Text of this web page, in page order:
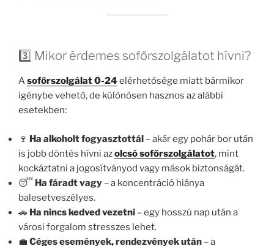
3️⃣ Mikor érdemes sofőrszolgálatot hívni?
Asofőrszolgálat 0-24 elérhetősége miatt bármikor
igénybe vehető, de különösen hasznos az alábbi
esetekben:
🍷 Ha alkoholt fogyasztottál – akár egy pohár bor után
is jobb döntés hívni azolcsó sofőrszolgálatot, mint
kockáztatni a jogosítványod vagy mások biztonságát.
😴 Ha fáradt vagy – a koncentráció hiánya
balesetveszélyes.
🚗 Ha nincs kedved vezetni – egy hosszú nap után a
városi forgalom stresszes lehet.
💼 Céges események, rendezvények után – a